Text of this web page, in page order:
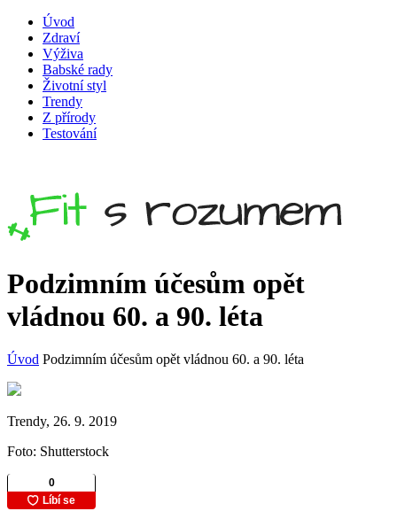
Úvod
Zdraví
Výživa
Babské rady
Životní styl
Trendy
Z přírody
Testování
Podzimním účesům opět
vládnou 60. a 90. léta
Úvod Podzimním účesům opět vládnou 60. a 90. léta
Trendy, 26. 9. 2019
Foto: Shutterstock